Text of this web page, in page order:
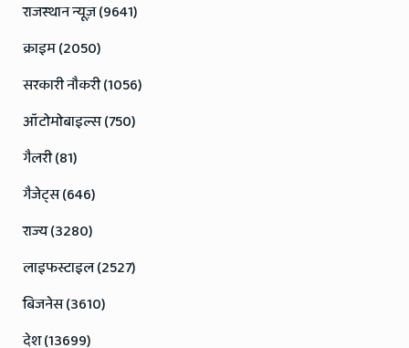
राजस्थान न्यूज़ (9641)
क्राइम (2050)
सरकारी नौकरी (1056)
ऑटोमोबाइल्स (750)
गैलरी (81)
गैजेट्स (646)
राज्य (3280)
लाइफस्टाइल (2527)
बिजनेस (3610)
देश (13699)